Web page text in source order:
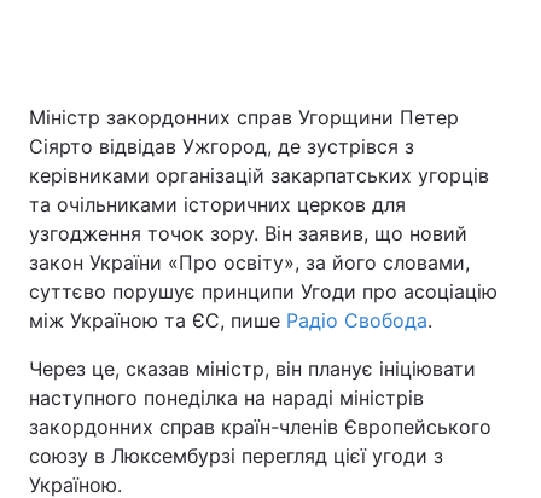
Міністр закордонних справ Угорщини Петер
Сіярто відвідав Ужгород, де зустрівся з
керівниками організацій закарпатських угорців
та очільниками історичних церков для
узгодження точок зору. Він заявив, що новий
закон України «Про освіту», за його словами,
суттєво порушує принципи Угоди про асоціацію
між Україною та ЄС, пише Радіо Свобода.
Через це, сказав міністр, він планує ініціювати
наступного понеділка на нараді міністрів
закордонних справ країн-членів Європейського
союзу в Люксембурзі перегляд цієї угоди з
Україною.